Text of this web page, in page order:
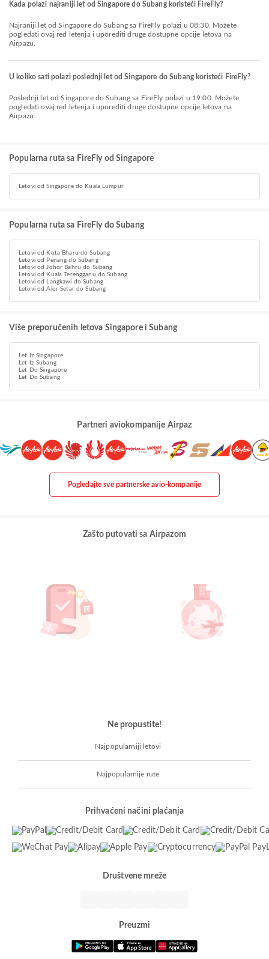
Kada polazi najraniji let od Singapore do Subang koristeći FireFly?
Najraniji let od Singapore do Subang sa FireFly polazi u 08:30. Možete
pogledati ovaj red letenja i uporediti druge dostupne opcije letova na
Airpazu.
U koliko sati polazi poslednji let od Singapore do Subang koristeći FireFly?
Poslednji let od Singapore do Subang sa FireFly polazi u 19:00. Možete
pogledati ovaj red letenja i uporediti druge dostupne opcije letova na
Airpazu.
Popularna ruta sa FireFly od Singapore
Letovi od Singapore do Kuala Lumpur
Popularna ruta sa FireFly do Subang
Letovi od Kota Bharu do Subang
Letovi od Penang do Subang
Letovi od Johor Bahru do Subang
Letovi od Kuala Terengganu do Subang
Letovi od Langkawi do Subang
Letovi od Alor Setar do Subang
Više preporučenih letova Singapore i Subang
Let Iz Singapore
Let Iz Subang
Let Do Singapore
Let Do Subang
Partneri aviokompanije Airpaz
Pogledajte sve partnerske avio-kompanije
Zašto putovati sa Airpazom
Ne propustite!
Najpopularniji letovi
Najpopularnije rute
Prihvaćeni načini plaćanja
Društvene mreže
Preuzmi